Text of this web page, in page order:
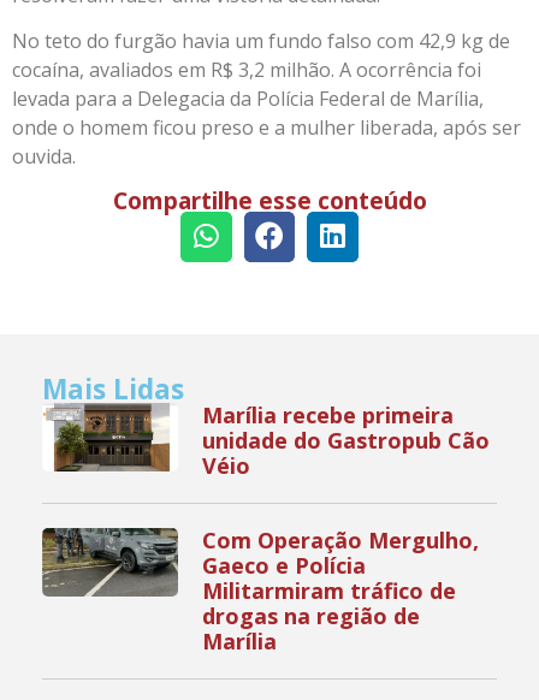
No teto do furgão havia um fundo falso com 42,9 kg de
cocaína, avaliados em R$ 3,2 milhão. A ocorrência foi
levada para a Delegacia da Polícia Federal de Marília,
onde o homem ficou preso e a mulher liberada, após ser
ouvida.
Compartilhe esse conteúdo
Mais Lidas
Marília recebe primeira
unidade do Gastropub Cão
Véio
Com Operação Mergulho,
Gaeco e Polícia
Militarmiram tráfico de
drogas na região de
Marília